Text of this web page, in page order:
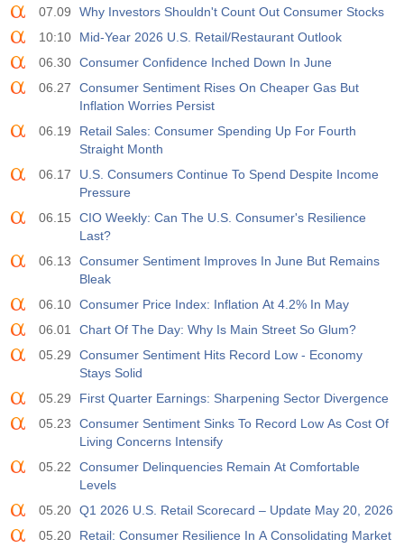
USD
Açıklanan
Beklenti
Önceki
17:00
Baker Hughes ABD Sondaj Kuyusu Sayısı
Açıklanan
Beklenti
Önceki
Fed Tüketici Kredisi m/m
Açıklanan
Beklenti
Önceki
USD
CFTC Altın Ticari Olmayan Net Pozisyonlar
Açıklanan
Beklenti
Önceki
19:30
USD
CFTC Ham Petrol Ticari Olmayan Net Pozisyonlar
120.1 K
19:30
CFTC S&P 500 Ticari Olmayan Net Pozisyonlar
Açıklanan
Beklenti
Önceki
CFTC Nasdaq 100 Ticari Olmayan Net Pozisyonlar
Açıklanan
Beklenti
Önceki
4.9 K
07.09
Why Investors Shouldn't Count Out Consumer Stocks
10:10
Mid-Year 2026 U.S. Retail/Restaurant Outlook
06.30 Consumer Confidence Inched Down In June
06.27
Consumer Sentiment Rises On Cheaper Gas But
Inflation Worries Persist
06.19
Retail Sales: Consumer Spending Up For Fourth
Straight Month
06.17
U.S. Consumers Continue To Spend Despite Income
Pressure
06.15
CIO Weekly: Can The U.S. Consumer's Resilience
Last?
06.13
Consumer Sentiment Improves In June But Remains
Bleak
06.10 Consumer Price Index: Inflation At 4.2% In May
06.01
Chart Of The Day: Why Is Main Street So Glum?
05.29
Consumer Sentiment Hits Record Low - Economy
Stays Solid
05.29
First Quarter Earnings: Sharpening Sector Divergence
05.23
Consumer Sentiment Sinks To Record Low As Cost Of
Living Concerns Intensify
05.22
Consumer Delinquencies Remain At Comfortable
Levels
05.20 Q1 2026 U.S. Retail Scorecard – Update May 20, 2026
05.20
Retail: Consumer Resilience In A Consolidating Market